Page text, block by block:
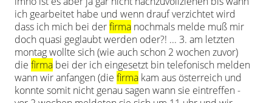
ich gearbeitet habe und wenn drauf verzichtet wird
dass ich mich bei derfirma nochmals melde muß mir
doch quasi geglaubt werden oder?! ... 3. am letzten
montag wollte sich (wie auch schon 2 wochen zuvor)
diefirma bei der ich eingesetzt bin telefonisch melden
wann wir anfangen (diefirma kam aus österreich und
konnte somit nicht genau sagen wann sie eintreffen -